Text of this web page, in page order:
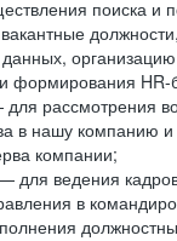
поиска и
данных,
формирования HR-
рассмотрения
в нашу компанию
компании;
для ведения
в